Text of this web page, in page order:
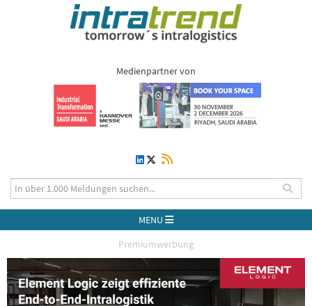
Medienpartner von
MENU
Premiumwerbung